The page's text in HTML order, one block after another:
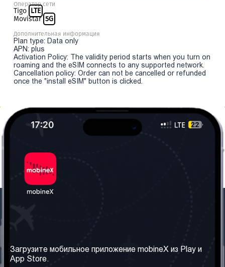
Оператор сети
Tigo LTE
Movistar 5G
Дополнительная информация
Plan type: Data only
APN: plus
Activation Policy: The validity period starts when you turn on
roaming and the eSIM connects to any supported network.
Cancellation policy: Order can not be cancelled or refunded
once the "install eSIM" button is clicked.
Наши сервисы
Правила и Условия
Загрузите мобильное приложение mobineX из Play и
App Store.